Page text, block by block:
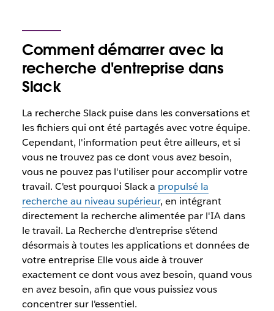
Comment démarrer avec la
recherche d'entreprise dans
Slack
La recherche Slack puise dans les conversations et
les fichiers qui ont été partagés avec votre équipe.
Cependant, l'information peut être ailleurs, et si
vous ne trouvez pas ce dont vous avez besoin,
vous ne pouvez pas l'utiliser pour accomplir votre
travail. C'est pourquoi Slack a propulsé la
recherche au niveau supérieur, en intégrant
directement la recherche alimentée par l'IA dans
le travail. La Recherche d'entreprise s'étend
désormais à toutes les applications et données de
votre entreprise Elle vous aide à trouver
exactement ce dont vous avez besoin, quand vous
en avez besoin, afin que vous puissiez vous
concentrer sur l'essentiel.